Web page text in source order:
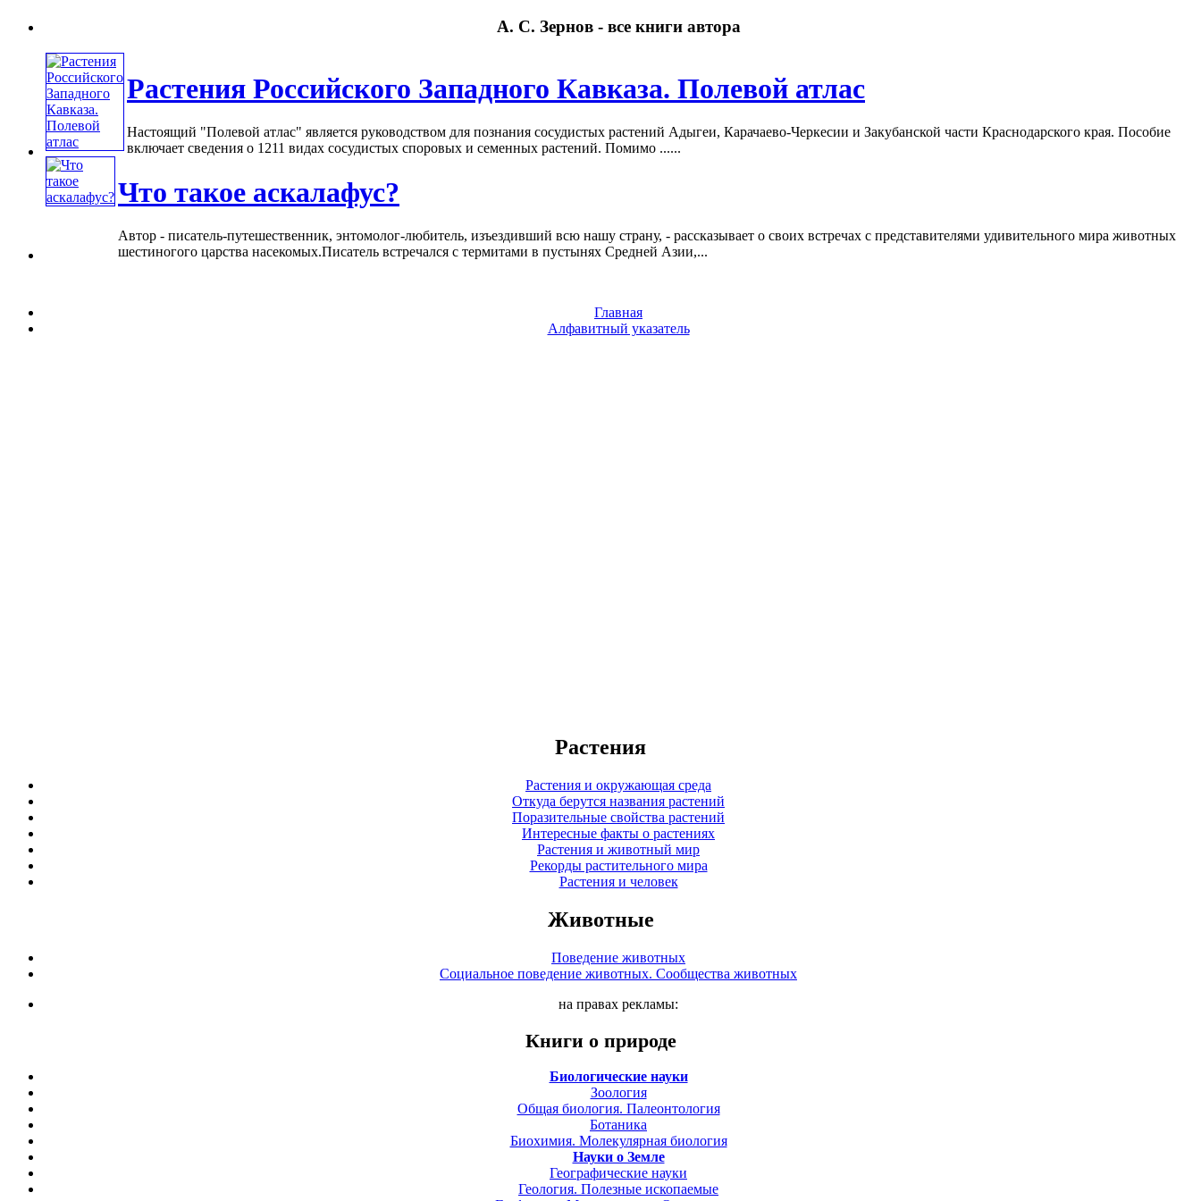
А. С. Зернов - все книги автора
Растения Российского Западного Кавказа. Полевой атлас
Настоящий "Полевой атлас" является руководством для познания сосудистых растений Адыгеи, Карачаево-Черкесии и Закубанской части Краснодарского края. Пособие
включает сведения о 1211 видах сосудистых споровых и семенных растений. Помимо ......
Что такое аскалафус?
Автор - писатель-путешественник, энтомолог-любитель, изъездивший всю нашу страну, - рассказывает о своих встречах с представителями удивительного мира животных
шестиногого царства насекомых.Писатель встречался с термитами в пустынях Средней Азии,...
Главная
Алфавитный указатель
Растения
Растения и окружающая среда
Откуда берутся названия растений
Поразительные свойства растений
Интересные факты о растениях
Растения и животный мир
Рекорды растительного мира
Растения и человек
Животные
Поведение животных
Социальное поведение животных. Сообщества животных
на правах рекламы:
Книги о природе
Биологические науки
Зоология
Общая биология. Палеонтология
Ботаника
Биохимия. Молекулярная биология
Науки о Земле
Географические науки
Геология. Полезные ископаемые